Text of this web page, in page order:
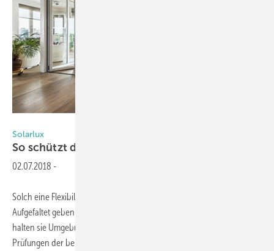
Solarlux
So schützt die Glas-Faltwand vor
02.07.2018 -
Solch eine Flexibilität lassen Glas-Faltwände von Solarlux zu:
Aufgefaltet geben sie fast die ganze Raum- breite frei, geschlossen
halten sie Umgebungsgeräusche draußen. Erstmalige Schallschutz-
Prüfungen der beiden neuen Systeme Woodline und Combiline